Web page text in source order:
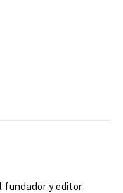
fundador y editor